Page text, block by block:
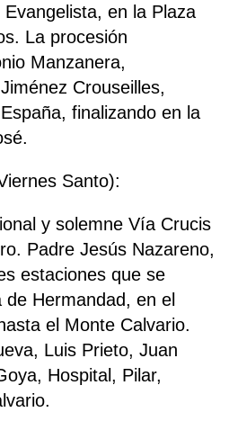
en la Plaza
La procesión
Manzanera,
Crouseilles,
finalizando en la
Santo):
y solemne Vía Crucis
Padre Jesús Nazareno,
estaciones que se
de Hermandad, en el
el Monte Calvario.
Luis Prieto, Juan
Hospital, Pilar,